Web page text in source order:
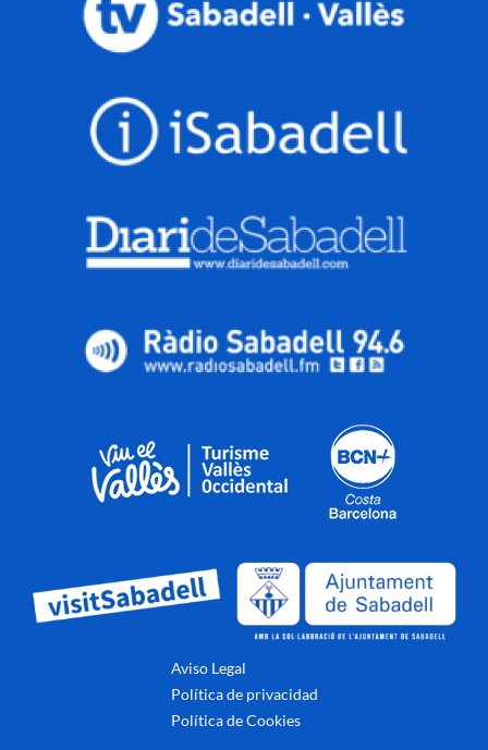
Aviso Legal
Política de privacidad
Política de Cookies